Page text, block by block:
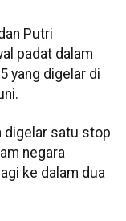
Putri
padat dalam
yang digelar di
digelar satu stop
negara
ke dalam dua